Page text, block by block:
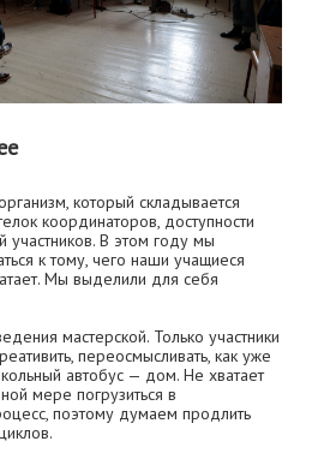
который складывается
координаторов, доступности
участников. В этом году мы
к тому, чего наши учащиеся
Мы выделили для себя
мастерской. Только участники
переосмысливать, как уже
автобус — дом. Не хватает
мере погрузиться в
поэтому думаем продлить